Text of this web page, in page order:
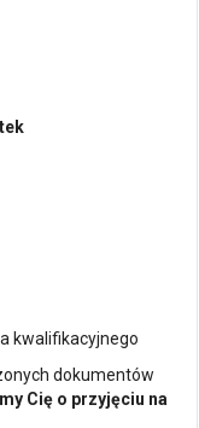
kwalifikacyjnego
dokumentów
Cię o przyjęciu na